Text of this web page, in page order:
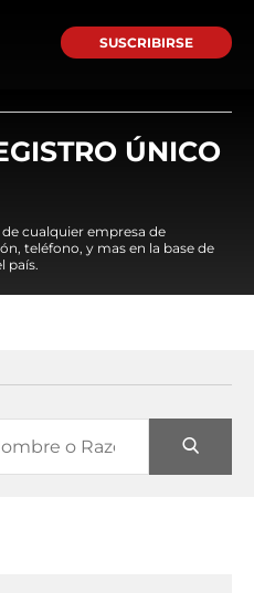
SUSCRIBIRSE
ÚNICO
cualquier empresa de
teléfono, y mas en la base de
país.